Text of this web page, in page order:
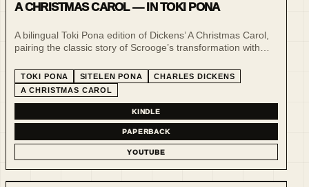
A CHRISTMAS CAROL — IN TOKI PONA
A bilingual Toki Pona edition of Dickens’ A Christmas Carol,
pairing the classic story of Scrooge’s transformation with
literary compression.
TOKI PONA SITELEN PONA
CHARLES DICKENS
A CHRISTMAS CAROL
KINDLE
PAPERBACK
YOUTUBE